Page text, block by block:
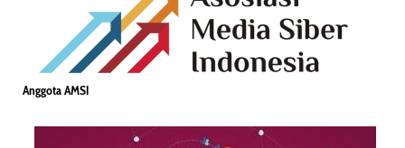
Anggota AMSI